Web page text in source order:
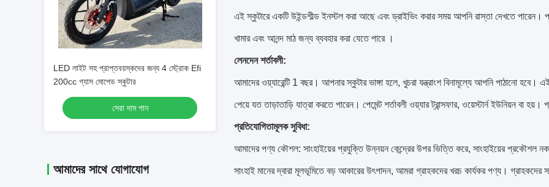
LED লাইট সহ প্রাপ্তবয়স্কদের জন্য 4 স্ট্রোক Efi
200cc গ্যাস মোপেড স্কুটার
সেরা দাম পান
আমাদের সাথে যোগাযোগ
এই স্কুটারে একটি উইন্ডশীল্ড ইনস্টল করা আছে এবং ড্রাইভিং করার সময় আপনি রাস্তা দেখতে পারেন।
খামার এবং আনন্দ মাঠ জন্য ব্যবহার করা যেতে পারে ।
লেনদেন শর্তাবলী:
আমাদের ওয়্যারেন্টি 1 বছর। আপনার স্কুটার ভাঙ্গা হলে, খুচরা যন্ত্রাংশ বিনামূল্যে আপনি পাঠানো হবে।
পেয়ে যত তাড়াতাড়ি যাত্রা করতে পারেন। পেমেন্ট শর্তাবলী ওয়্যার ট্রান্সফার, ওয়েস্টার্ন ইউনিয়ন বা হয়।
প্রতিযোগিতামূলক সুবিধা:
আমাদের পণ্য কৌশল: সাংহাইয়ের প্রযুক্তি উন্নয়ন কেন্দ্রের উপর ভিত্তি করে, সাংহাইয়ের প্রকৌশল
সাংহাই মানের দ্বারা মূলভূমিতে বড় আকারের উৎপাদন, আমরা গ্রাহকদের খরচ কার্যকর পণ্য। গ্রাহকদের